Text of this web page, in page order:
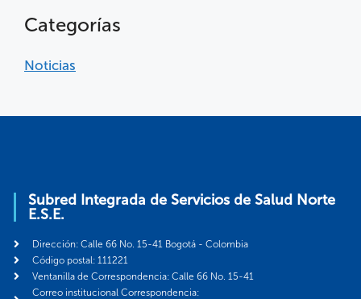
Categorías
Noticias
Subred Integrada de Servicios de Salud Norte
E.S.E.
Dirección: Calle 66 No. 15-41 Bogotá - Colombia
Código postal: 111221
Ventanilla de Correspondencia: Calle 66 No. 15-41
Correo institucional Correspondencia: